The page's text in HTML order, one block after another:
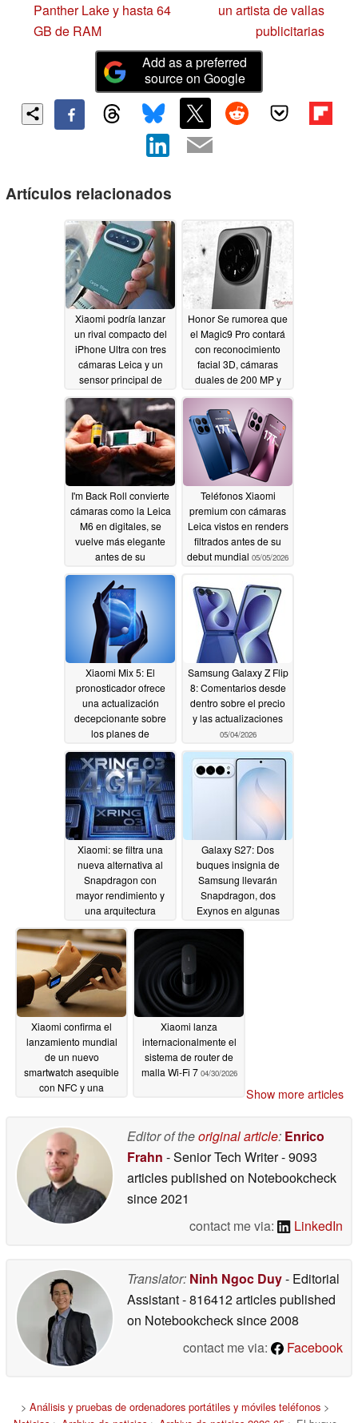
Panther Lake y hasta 64
GB de RAM
un artista de vallas
publicitarias
Add as a preferred
source on Google
Artículos relacionados
Xiaomi podría lanzar
un rival compacto del
iPhone Ultra con tres
cámaras Leica y un
sensor principal de
05/28/2026
Honor Se rumorea que
el Magic9 Pro contará
con reconocimiento
facial 3D, cámaras
duales de 200 MP y
05/11/2026
I'm Back Roll convierte
cámaras como la Leica
M6 en digitales, se
vuelve más elegante
antes de su
05/06/2026
Teléfonos Xiaomi
premium con cámaras
Leica vistos en renders
filtrados antes de su
debut mundial 05/05/2026
Xiaomi Mix 5: El
pronosticador ofrece
una actualización
decepcionante sobre
los planes de
05/04/2026
Samsung Galaxy Z Flip
8: Comentarios desde
dentro sobre el precio
y las actualizaciones
05/04/2026
Xiaomi: se filtra una
nueva alternativa al
Snapdragon con
mayor rendimiento y
una arquitectura
05/03/2026
Galaxy S27: Dos
buques insignia de
Samsung llevarán
Snapdragon, dos
Exynos en algunas
05/03/2026
Xiaomi confirma el
lanzamiento mundial
de un nuevo
smartwatch asequible
con NFC y una
Xiaomi lanza
internacionalmente el
sistema de router de
malla Wi-Fi 7 04/30/2026
Show more articles
Editor of theoriginal article: Enrico
Frahn - Senior Tech Writer- 9093
articles published on Notebookcheck
since 2021
contact me via:
LinkedIn
Translator: Ninh Ngoc Duy- Editorial
Assistant- 816412 articles published
on Notebookchecksince 2008
contact me via:
Facebook
> Análisis y pruebas de ordenadores portátiles y móviles teléfonos >